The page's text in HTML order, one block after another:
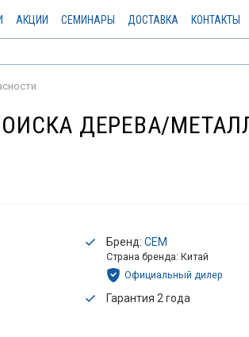
АКЦИИ СЕМИНАРЫ ДОСТАВКА КОНТАКТЫ
ДЕРЕВА/
Бренд:CEM
Страна бренда: Китай
Официальный дилер
Гарантия 2 года